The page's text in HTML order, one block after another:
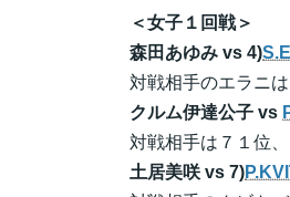
＜女子１回戦＞
森田あゆみ vs 4)
対戦相手のエラニ
クルム伊達公子 vs
対戦相手は７１位
土居美咲 vs 7)